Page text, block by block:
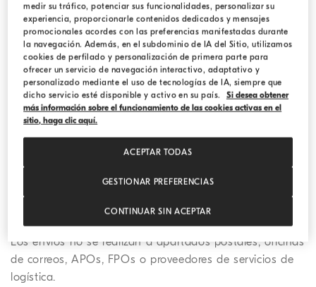
Express en todo el mundo
Entrega en 5 días laborables
El servicio de mensajería de DHL entrega de lunes a
viernes. La entrega no es posible los sábados,
domingos o días festivos.
Restricciones de envío
Los envíos no se realizan a apartados postales, oficinas
de correos, APOs, FPOs o proveedores de servicios de
logística.
medir su tráfico, potenciar sus funcionalidades, personalizar su
experiencia, proporcionarle contenidos dedicados y mensajes
promocionales acordes con las preferencias manifestadas durante
la navegación. Además, en el subdominio de IA del Sitio, utilizamos
cookies de perfilado y personalización de primera parte para
ofrecer un servicio de navegación interactivo, adaptativo y
personalizado mediante el uso de tecnologías de IA, siempre que
dicho servicio esté disponible y activo en su país.
Si desea obtener
más información sobre el funcionamiento de las cookies activas en el
sitio, haga clic aquí.
GESTIONAR PREFERENCIAS
CONTINUAR SIN ACEPTAR
ACEPTAR TODAS